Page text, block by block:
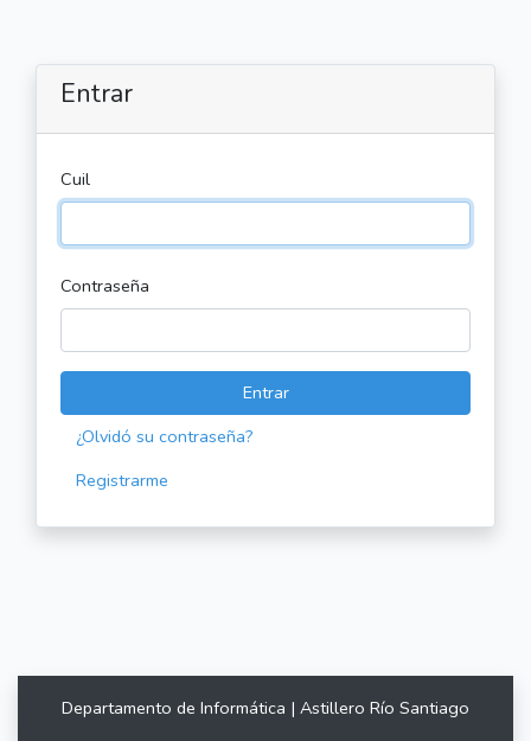
Entrar
Cuil
Contraseña
Entrar
¿Olvidó su contraseña?
Registrarme
Departamento de Informática | Astillero Río Santiago